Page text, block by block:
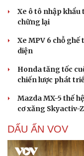
Xe ô tô nhập khẩu
chững lại
Xe MPV 6 chỗ
diện
Honda tăng tốc
chiến lược phát
Mazda MX-5 thế
cơ xăng Skyactiv-
DẤU ẤN VOV